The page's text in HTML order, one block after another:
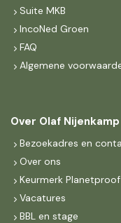
Suite MKB
IncoNed Groen
FAQ
Algemene
Over Olaf Nijenkamp
Bezoekadres en
Over ons
Keurmerk Planetproof
Vacatures
BBL en stage